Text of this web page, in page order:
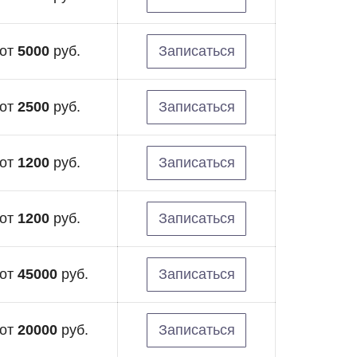
от 5000 руб. Записаться
от 2500 руб. Записаться
от 1200 руб. Записаться
от 1200 руб. Записаться
от 45000 руб. Записаться
от 20000 руб. Записаться